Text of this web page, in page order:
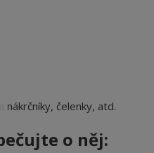
čelenky, atd.
o něj: